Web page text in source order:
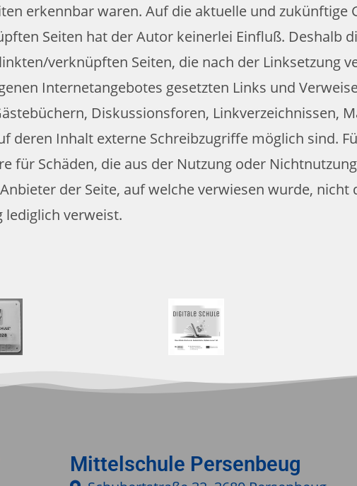
erkennbar waren. Auf die aktuelle und
Seiten hat der Autor keinerlei Einfluß. Deshalb
verknüpften Seiten, die nach der Linksetzung
Internetangebotes gesetzten Links und
Diskussionsforen, Linkverzeichnissen,
deren Inhalt externe Schreibzugriffe möglich sind.
für Schäden, die aus der Nutzung oder
der Seite, auf welche verwiesen wurde,
verweist.
Mittelschule Persenbeug